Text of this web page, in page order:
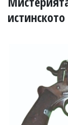
УКРАЙНА
Управители:
Веселин
Василев,